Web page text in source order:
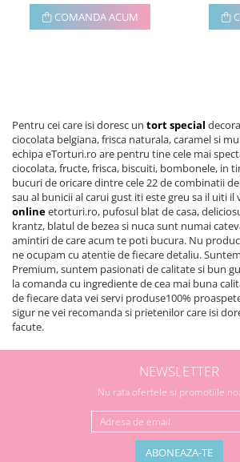
COMANDA ACUM
Pentru cei care isi doresc un tort special
ciocolata belgiana, frisca naturala, caramel si
echipa eTorturi.ro are pentru tine cele mai
ciocolata, fructe, frisca, biscuiti, bombonele, in
bucuri de oricare dintre cele 22 de combinatii
sau al bunicii al carui gust iti este greu sa il uiti il
onlineetorturi.ro, pufosul blat de casa,
krantz, blatul de bezea si nuca sunt numai
amintiri de care acum te poti bucura. Nu
ne ocupam cu atentie de fiecare detaliu.
Premium, suntem pasionati de calitate si bun
la comanda cu ingrediente de cea mai buna
de fiecare data vei servi produse100%
sigur ne vei recomanda si prietenilor care isi
facute.
NEWSLETTER
Nu rata ofertele si promotiile